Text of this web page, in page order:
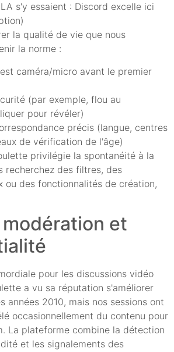
s'y essaient : Discord excelle ici
la qualité de vie que nous
la norme :
caméra/micro avant le premier
(par exemple, flou au
pour révéler)
précis (langue, centres
de vérification de l'âge)
privilégie la spontanéité à la
recherchez des filtres, des
ou des fonctionnalités de création,
et
pour les discussions vidéo
a vu sa réputation s'améliorer
années 2010, mais nos sessions ont
occasionnellement du contenu pour
La plateforme combine la détection
et les signalements des